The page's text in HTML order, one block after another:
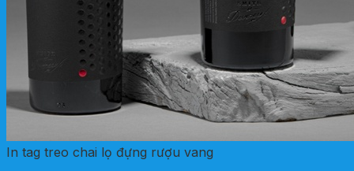
In tag treo chai lọ đựng rượu vang